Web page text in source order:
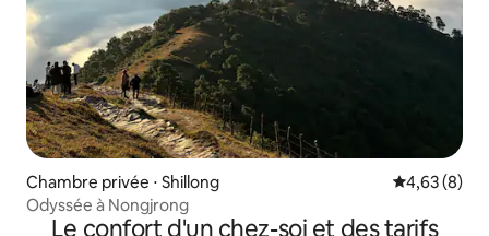
Chambre privée ⋅ Shillong Évaluation
4,63 (8)
Odyssée à Nongjrong
Le confort d'un chez-soi et des tarifs